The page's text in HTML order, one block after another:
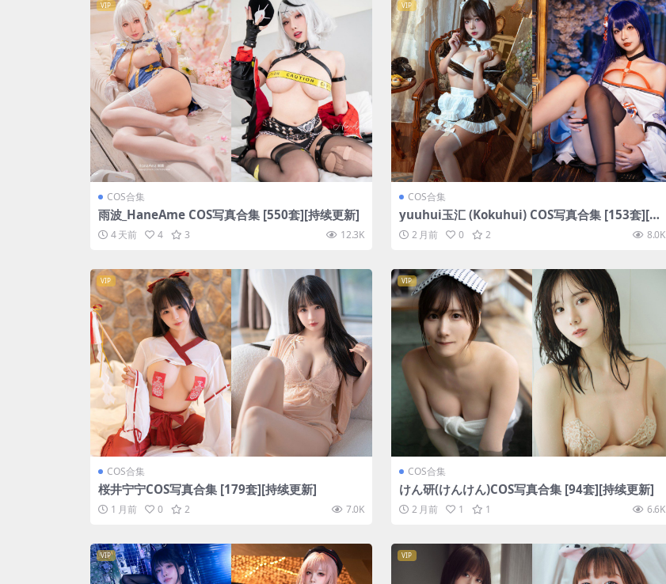
VIP
COS合集
雨波_HaneAme COS写真合集 [550套][持续更新]
4 天前 4 3 12.3K
VIP
COS合集
yuuhui玉汇 (Kokuhui) COS写真合集 [153套][持
续更新]
2 月前 0 2 8.0K
VIP
COS合集
桜井宁宁COS写真合集 [179套][持续更新]
1 月前 0 2 7.0K
VIP
COS合集
けん研(けんけん)COS写真合集 [94套][持续更新]
2 月前 1 1 6.6K
VIP VIP